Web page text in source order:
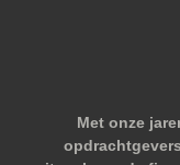
Met onze